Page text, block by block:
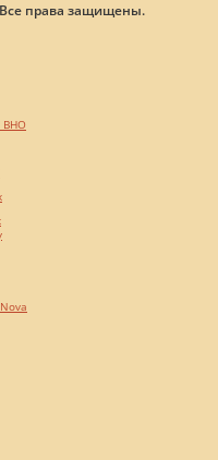
права защищены.
ВНО